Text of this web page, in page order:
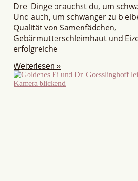
Drei Dinge brauchst du, um
Und auch, um schwanger zu
Qualität von Samenfädchen,
Gebärmutterschleimhaut und
erfolgreiche
Weiterlesen »